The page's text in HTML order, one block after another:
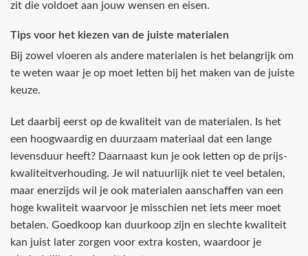
zit die voldoet aan jouw wensen en eisen.
Tips voor het kiezen van de juiste materialen
Bij zowel vloeren als andere materialen is het belangrijk om
te weten waar je op moet letten bij het maken van de juiste
keuze.
Let daarbij eerst op de kwaliteit van de materialen. Is het
een hoogwaardig en duurzaam materiaal dat een lange
levensduur heeft? Daarnaast kun je ook letten op de prijs-
kwaliteitverhouding. Je wil natuurlijk niet te veel betalen,
maar enerzijds wil je ook materialen aanschaffen van een
hoge kwaliteit waarvoor je misschien net iets meer moet
betalen. Goedkoop kan duurkoop zijn en slechte kwaliteit
kan juist later zorgen voor extra kosten, waardoor je